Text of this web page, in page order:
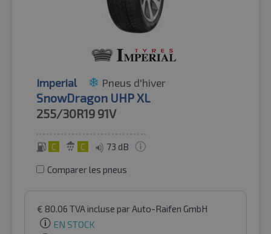
Imperial Pneus d'hiver
SnowDragon UHP XL
255/30R19 91V
C C 73 dB
Comparer les pneus
€ 80.06 TVA incluse par Auto-Raifen GmbH
EN STOCK